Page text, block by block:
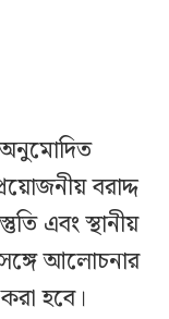
অনুমোদিত
বরাদ্দ
এবং স্থানীয়
আলোচনার
হবে।